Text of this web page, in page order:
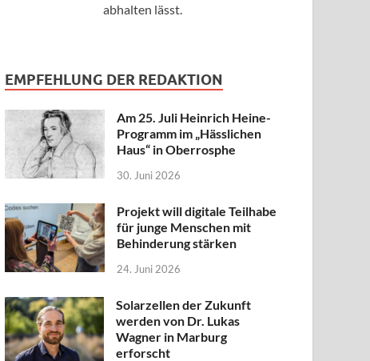
abhalten lässt.
EMPFEHLUNG DER REDAKTION
Am 25. Juli Heinrich Heine-
Programm im „Hässlichen
Haus“ in Oberrosphe
30. Juni 2026
Projekt will digitale Teilhabe
für junge Menschen mit
Behinderung stärken
24. Juni 2026
Solarzellen der Zukunft
werden von Dr. Lukas
Wagner in Marburg
erforscht